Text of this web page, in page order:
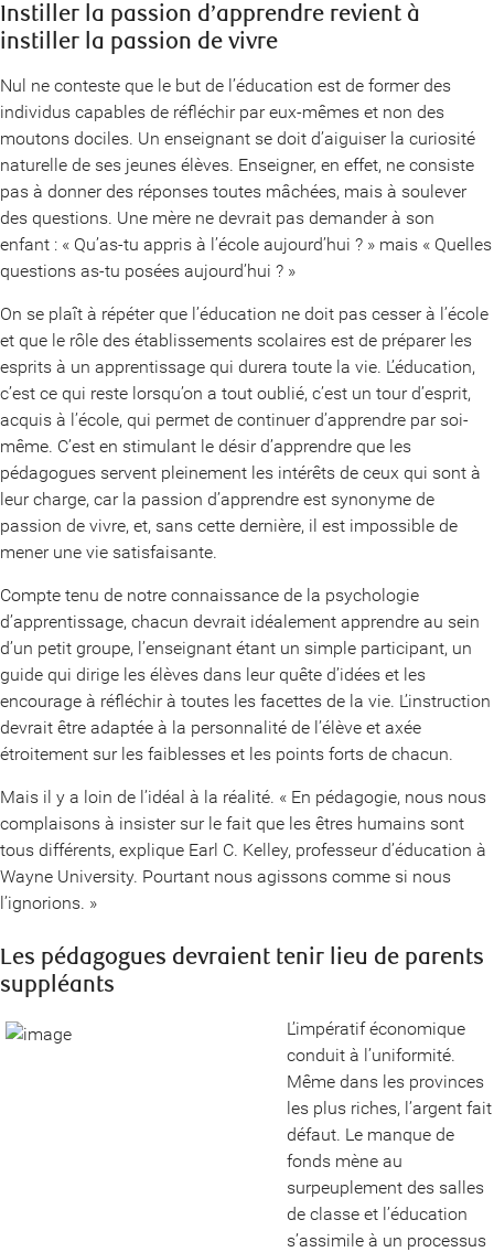
Instiller la passion d’apprendre revient à
instiller la passion de vivre
Nul ne conteste que le but de l’éducation est de former des
individus capables de réfléchir par eux-mêmes et non des
moutons dociles. Un enseignant se doit d’aiguiser la curiosité
naturelle de ses jeunes élèves. Enseigner, en effet, ne consiste
pas à donner des réponses toutes mâchées, mais à soulever
des questions. Une mère ne devrait pas demander à son
enfant : « Qu’as-tu appris à l’école aujourd’hui ? » mais « Quelles
questions as-tu posées aujourd’hui ? »
On se plaît à répéter que l’éducation ne doit pas cesser à l’école
et que le rôle des établissements scolaires est de préparer les
esprits à un apprentissage qui durera toute la vie. L’éducation,
c’est ce qui reste lorsqu’on a tout oublié, c’est un tour d’esprit,
acquis à l’école, qui permet de continuer d’apprendre par soi-
même. C’est en stimulant le désir d’apprendre que les
pédagogues servent pleinement les intérêts de ceux qui sont à
leur charge, car la passion d’apprendre est synonyme de
passion de vivre, et, sans cette dernière, il est impossible de
mener une vie satisfaisante.
Compte tenu de notre connaissance de la psychologie
d’apprentissage, chacun devrait idéalement apprendre au sein
d’un petit groupe, l’enseignant étant un simple participant, un
guide qui dirige les élèves dans leur quête d’idées et les
encourage à réfléchir à toutes les facettes de la vie. L’instruction
devrait être adaptée à la personnalité de l’élève et axée
étroitement sur les faiblesses et les points forts de chacun.
Mais il y a loin de l’idéal à la réalité. « En pédagogie, nous nous
complaisons à insister sur le fait que les êtres humains sont
tous différents, explique Earl C. Kelley, professeur d’éducation à
Wayne University. Pourtant nous agissons comme si nous
l’ignorions. »
Les pédagogues devraient tenir lieu de parents
suppléants
L’impératif économique
conduit à l’uniformité.
Même dans les provinces
les plus riches, l’argent fait
défaut. Le manque de
fonds mène au
surpeuplement des salles
de classe et l’éducation
s’assimile à un processus